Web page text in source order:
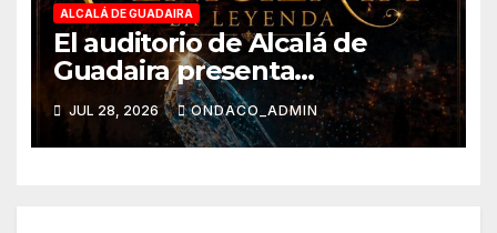
ALCALÁ DE GUADAIRA
El auditorio de Alcalá de
Guadaira presenta
`Cenicienta La Leyenda´
JUL 28, 2026 ONDACO_ADMIN